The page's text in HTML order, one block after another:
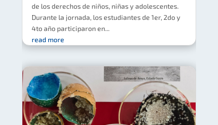
de los derechos de niños, niñas y adolescentes.
Durante la jornada, los estudiantes de 1er, 2do y
4to año participaron en...
read more